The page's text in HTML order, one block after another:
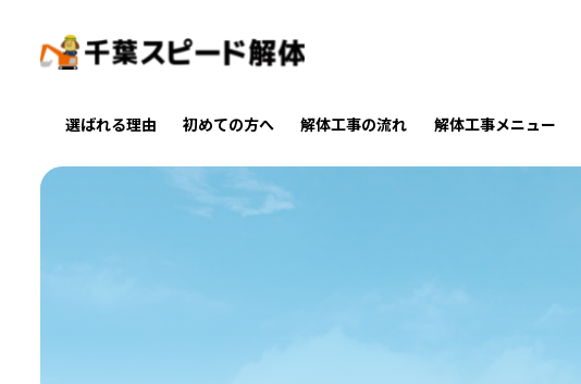
選ばれる理由 初めての方へ 解体工事の流れ 解体工事メニュー